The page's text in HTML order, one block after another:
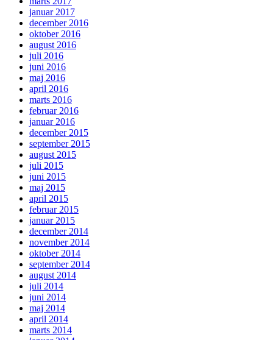
januar 2017
december 2016
oktober 2016
august 2016
juli 2016
juni 2016
maj 2016
april 2016
marts 2016
februar 2016
januar 2016
december 2015
september 2015
august 2015
juli 2015
juni 2015
maj 2015
april 2015
februar 2015
januar 2015
december 2014
november 2014
oktober 2014
september 2014
august 2014
juli 2014
juni 2014
maj 2014
april 2014
marts 2014